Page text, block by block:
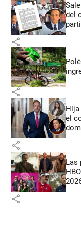
del
share
share
Hija
el
share
Las
share